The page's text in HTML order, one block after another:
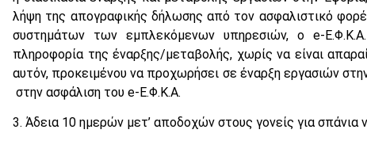
λήψη της απογραφικής δήλωσης από τον ασφαλιστικό
συστημάτων των εμπλεκόμενων υπηρεσιών, ο e-
πληροφορία της έναρξης/μεταβολής, χωρίς να είναι
αυτόν, προκειμένου να προχωρήσει σε έναρξη εργασιών
στην ασφάλιση του e-Ε.Φ.Κ.Α.
3. Άδεια 10 ημερών μετ’ αποδοχών στους γονείς για σπάνια